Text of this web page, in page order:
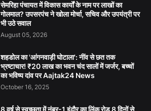
सेमरिहा पंचायत में विकास कार्यों के नाम पर लाखों का
गोलमाल? उपसरपंच ने खोला मोर्चा, सचिव और उपयंत्री पर
भी उठे सवाल
August 05, 2026
शहडोल का 'आंगनवाड़ी घोटाला': नींव से छत तक
भ्रष्टाचार! ₹20 लाख का भवन चंद सालों में जर्जर, बच्चों
का भविष्य दांव पर Aajtak24 News
October 16, 2025